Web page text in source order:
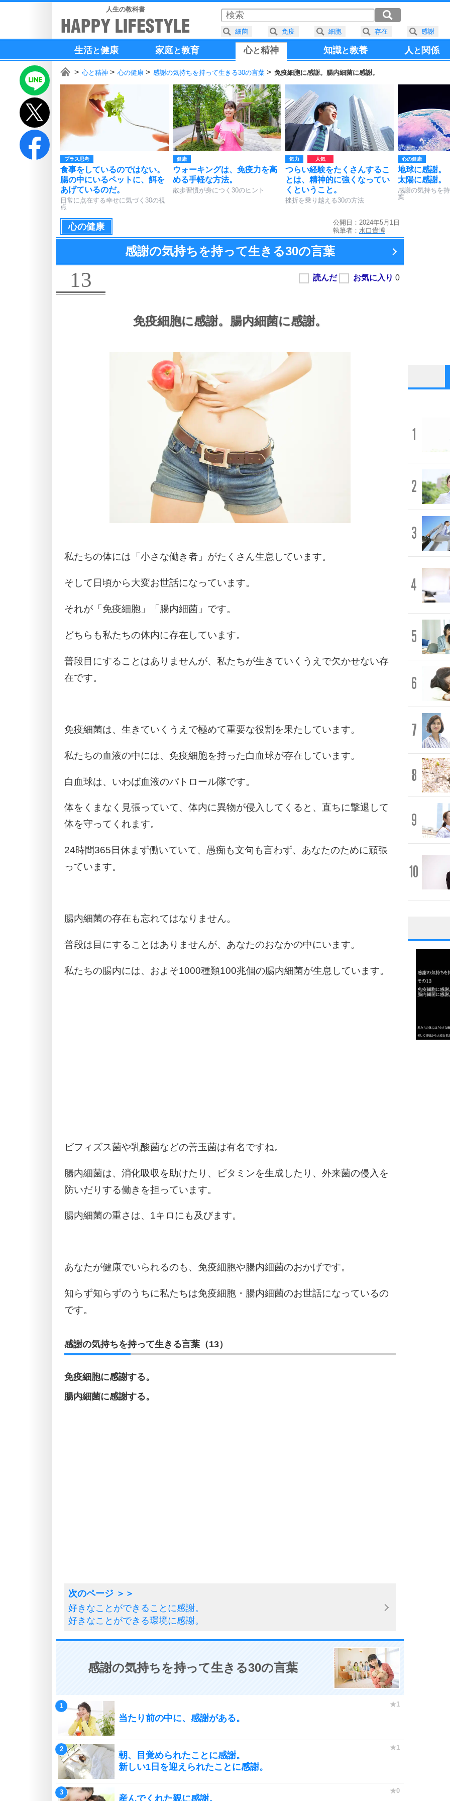
人生の教科書
生活と健康 家庭と教育 心と精神 知識と教養 人と 関係
心と精神 心の健康 感謝の気持ちを持って生きる30の言葉 免疫細胞に感謝。腸内細菌に感謝。
プラス思考
食事をしているのではない。
腸の中にいるペットに、餌を
あげているのだ。
日常に点在する幸せに気づく30の視
点
健康
ウォーキングは、免疫力を高
める手軽な方法。
散歩習慣が身につく30のヒント
気力
つらい経験をたくさんするこ
とは、精神的に強くなってい
くということ。
挫折を乗り越える30の方法
心の健康
地球に感謝。
太陽に感謝。
感謝の気持ちを
葉
心の健康
公開日：2024年5月1日
執筆者： 水口貴博
感謝の気持ちを持って生きる30の言葉
13
免疫細胞に感謝。 腸内細菌に感謝。
私たちの体には「小さな働き者」がたくさん生息しています。
そして日頃から大変お世話になっています。
それが「免疫細胞」「腸内細菌」です。
どちらも私たちの体内に存在しています。
普段目にすることはありませんが、私たちが生きていくうえで欠かせない存
在です。
免疫細菌は、生きていくうえで極めて重要な役割を果たしています。
私たちの血液の中には、免疫細胞を持った白血球が存在しています。
白血球は、いわば血液のパトロール隊です。
体をくまなく見張っていて、体内に異物が侵入してくると、直ちに撃退して
体を守ってくれます。
24時間365日休まず働いていて、愚痴も文句も言わず、あなたのために頑張
っています。
腸内細菌の存在も忘れてはなりません。
普段は目にすることはありませんが、あなたのおなかの中にいます。
私たちの腸内には、およそ1000種類100兆個の腸内細菌が生息しています。
ビフィズス菌や乳酸菌などの善玉菌は有名ですね。
腸内細菌は、消化吸収を助けたり、ビタミンを生成したり、外来菌の侵入を
防いだりする働きを担っています。
腸内細菌の重さは、1キロにも及びます。
あなたが健康でいられるのも、免疫細胞や腸内細菌のおかげです。
知らず知らずのうちに私たちは免疫細胞・腸内細菌のお世話になっているの
です。
感謝の気持ちを持って生きる言葉（13）
免疫細胞に感謝する。
腸内細菌に感謝する。
好きなことができることに感謝。
好きなことができる環境に感謝。
感謝の気持ちを持って生きる30の言葉
当たり前の中に、感謝がある。
朝、目覚められたことに感謝。
新しい1日を迎えられたことに感謝。
産んでくれた親に感謝。
1
2
3
4
5
6
7
8
9
10
1
3
細菌 免疫 細胞 存在 感謝